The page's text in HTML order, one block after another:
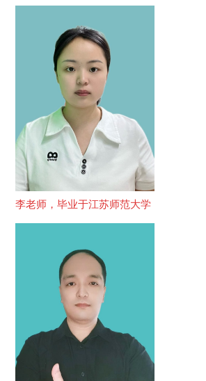
李老师，毕业于江苏师范大学